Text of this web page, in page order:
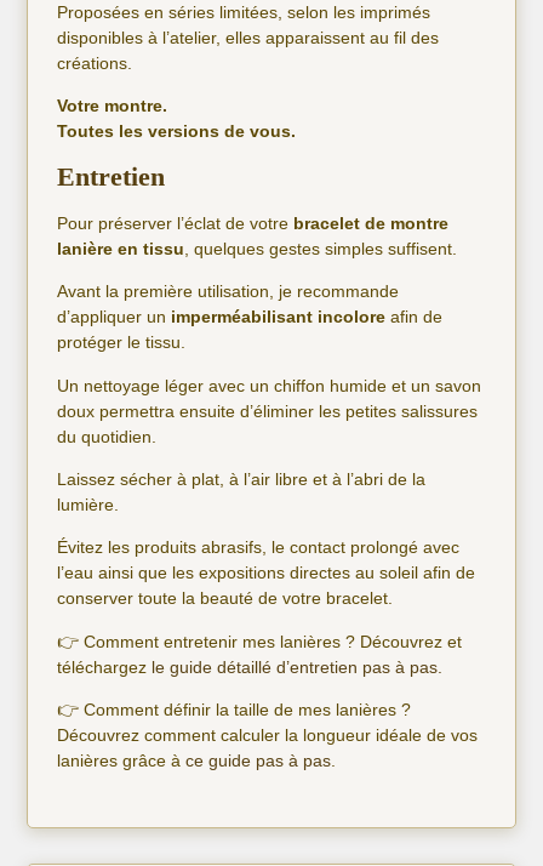
Proposées en séries limitées, selon les imprimés
disponibles à l’atelier, elles apparaissent au fil des
créations.
Votre montre.
Toutes les versions de vous.
Entretien
Pour préserver l’éclat de votre bracelet de montre
lanière en tissu , quelques gestes simples suffisent.
Avant la première utilisation, je recommande
d’appliquer un imperméabilisant incolore afin de
protéger le tissu.
Un nettoyage léger avec un chiffon humide et un savon
doux permettra ensuite d’éliminer les petites salissures
du quotidien.
Laissez sécher à plat, à l’air libre et à l’abri de la
lumière.
Évitez les produits abrasifs, le contact prolongé avec
l’eau ainsi que les expositions directes au soleil afin de
conserver toute la beauté de votre bracelet.
👉 Comment entretenir mes lanières ? Découvrez et
téléchargez le guide détaillé d’entretien pas à pas.
👉 Comment définir la taille de mes lanières ?
Découvrez comment calculer la longueur idéale de vos
lanières grâce àce guide pas à pas